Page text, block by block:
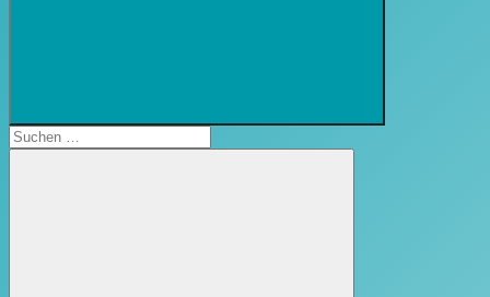
öffnen
Suchen
nach: